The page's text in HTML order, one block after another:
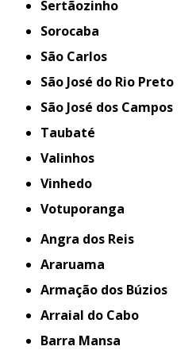
Sertãozinho
Sorocaba
São Carlos
São José do Rio Preto
São José dos Campos
Taubaté
Valinhos
Vinhedo
Votuporanga
Angra dos Reis
Araruama
Armação dos Búzios
Arraial do Cabo
Barra Mansa